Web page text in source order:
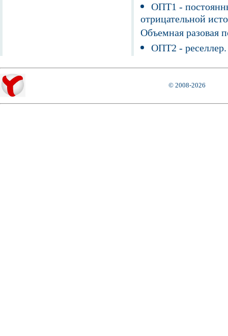
ОПТ1 -
отрицательной
Объемная разовая
ОПТ2 -
© 2008-2026